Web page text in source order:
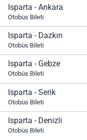
Isparta - Ankara
Otobüs Bileti
Isparta - Dazkırı
Otobüs Bileti
Isparta - Gebze
Otobüs Bileti
Isparta - Serik
Otobüs Bileti
Isparta - Denizli
Otobüs Bileti